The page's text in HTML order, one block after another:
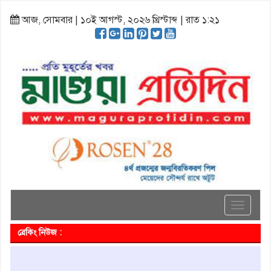
আজ, সোমবার | ১০ই আগস্ট, ২০২৬ খ্রিস্টাব্দ | রাত ১:২১
Toggle
ব্রেকিং নিউজ :